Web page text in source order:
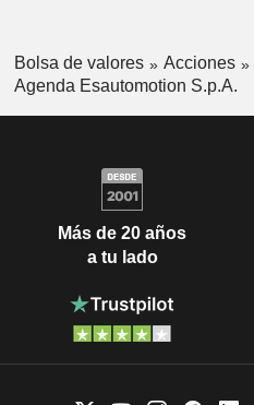
Bolsa de valores Acciones
Agenda Esautomotion S.p.A.
Más de 20 años
a tu lado